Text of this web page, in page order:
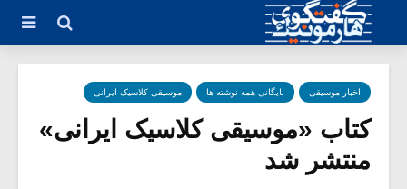
اخبار موسیقی بایگانی همه نوشته ها موسیقی کلاسیک ایرانی
کتاب «موسیقی کلاسیک ایرانی»
منتشر شد